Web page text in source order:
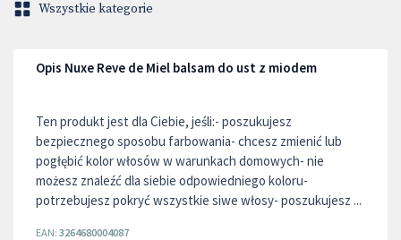
Wszystkie kategorie
Opis Nuxe Reve de Miel balsam do ust z miodem
Ten produkt jest dla Ciebie, jeśli:- poszukujesz
bezpiecznego sposobu farbowania- chcesz zmienić lub
pogłębić kolor włosów w warunkach domowych- nie
możesz znaleźć dla siebie odpowiedniego koloru-
potrzebujesz pokryć wszystkie siwe włosy- poszukujesz ...
EAN: 3264680004087